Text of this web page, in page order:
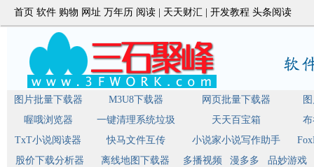
首页 软件 购物 网址 万年历 阅读 天天财汇 开发教程 头条阅读
图片批量下载器 M3U8下载器 网页批量下载器
喔哦浏览器
一键清理系统垃圾 天天百宝箱
TxT小说阅读器
快马文件互传 小说家小说写作助手
股价下载分析器
离线地图下载器 多播视频 漫多多
品妙游戏